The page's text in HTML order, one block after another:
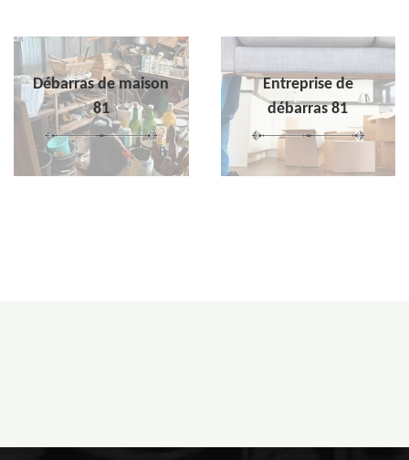
Débarras de maison
81
Entreprise de
débarras 81